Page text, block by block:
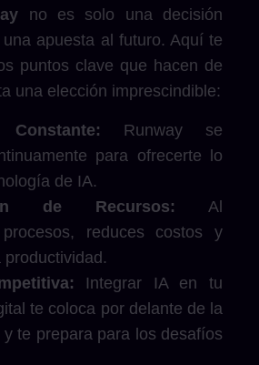
no es solo una decisión
apuesta al futuro. Aquí te
puntos clave que hacen de
una elección imprescindible:
Constante: Runway se
para ofrecerte lo
de IA.
de Recursos: Al
procesos, reduces costos y
Integrar IA en tu
te coloca por delante de la
te prepara para los desafíos